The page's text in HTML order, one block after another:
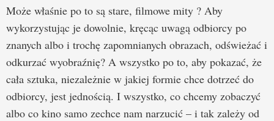
Może właśnie po to są stare, filmowe mity ? Aby
wykorzystując je dowolnie, kręcąc uwagą odbiorcy po
znanych albo i trochę zapomnianych obrazach, odświeżać i
odkurzać wyobraźnię? A wszystko po to, aby pokazać, że
cała sztuka, niezależnie w jakiej formie chce dotrzeć do
odbiorcy, jest jednością. I wszystko, co chcemy zobaczyć
albo co kino samo zechce nam narzucić – i tak zależy od